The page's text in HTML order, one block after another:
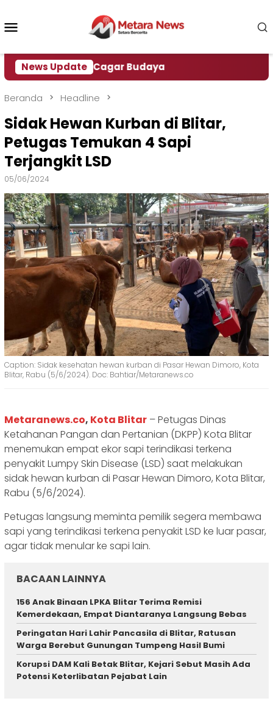
konten
News Update
Cagar Budaya
Beranda Headline
Sidak Hewan Kurban di Blitar,
Petugas Temukan 4 Sapi
Terjangkit LSD
05/06/2024
Caption: Sidak kesehatan hewan kurban di Pasar Hewan Dimoro, Kota
Blitar, Rabu (5/6/2024). Doc: Bahtiar/Metaranews.co
Metaranews.co, Kota Blitar – Petugas Dinas
Ketahanan Pangan dan Pertanian (DKPP) Kota Blitar
menemukan empat ekor sapi terindikasi terkena
penyakit Lumpy Skin Disease (LSD) saat melakukan
sidak hewan kurban di Pasar Hewan Dimoro, Kota Blitar,
Rabu (5/6/2024).
Petugas langsung meminta pemilik segera membawa
sapi yang terindikasi terkena penyakit LSD ke luar pasar,
agar tidak menular ke sapi lain.
BACAAN LAINNYA
156 Anak Binaan LPKA Blitar Terima Remisi
Kemerdekaan, Empat Diantaranya Langsung Bebas
Peringatan Hari Lahir Pancasila di Blitar, Ratusan
Warga Berebut Gunungan Tumpeng Hasil Bumi
Korupsi DAM Kali Betak Blitar, Kejari Sebut Masih Ada
Potensi Keterlibatan Pejabat Lain